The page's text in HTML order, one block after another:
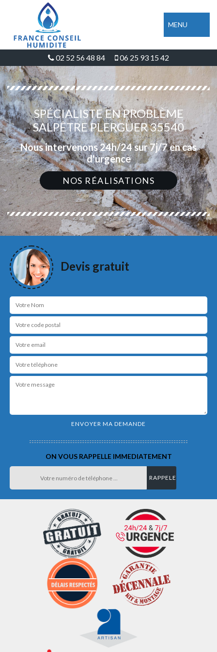
MENU
02 52 56 48 84 06 25 93 15 42
SPÉCIALISTE EN PROBLÈME
SALPÊTRE PLERGUER 35540
Nous intervenons 24h/24 sur 7j/7 en cas
d'urgence
NOS RÉALISATIONS
Devis gratuit
ON VOUS RAPPELLE IMMEDIATEMENT